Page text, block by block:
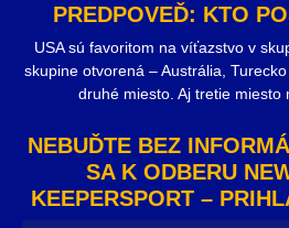
PREDPOVEĎ: KTO
USA sú favoritom na víťazstvo v
skupine otvorená – Austrália,
druhé miesto. Aj tretie miesto
NEBUĎTE BEZ
SA K ODBERU
KEEPERSPORT –